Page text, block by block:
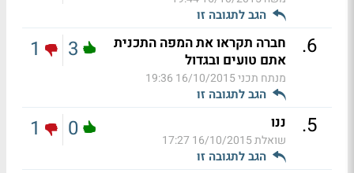
הגב לתגובה זו
6
.
חברה תקראו את המפה התכנית
אתם טועים ובגדול
מנתח תכני16/10/2015 19:36
הגב לתגובה זו
3
1
5
. ננו
שואלת16/10/2015 17:27
הגב לתגובה זו
0
1